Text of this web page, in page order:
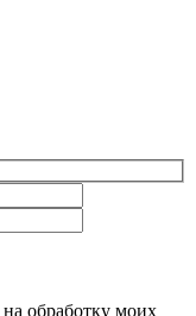
на обработку моих